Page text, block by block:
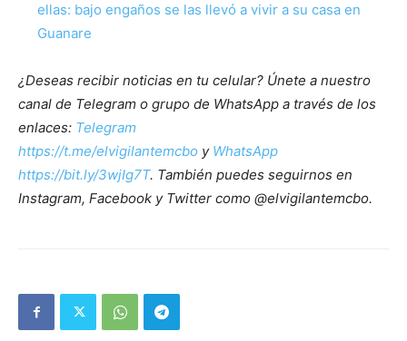
ellas: bajo engaños se las llevó a vivir a su casa en
Guanare
¿Deseas recibir noticias en tu celular? Únete a nuestro
canal de Telegram o grupo de WhatsApp a través de los
enlaces: Telegram
https://t.me/elvigilantemcbo y WhatsApp
https://bit.ly/3wjIg7T. También puedes seguirnos en
Instagram, Facebook y Twitter como @elvigilantemcbo.